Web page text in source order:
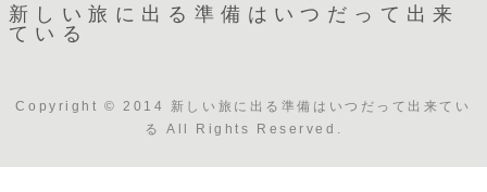
新しい旅に出る準備はいつだって出来
ている
Copyright © 2014 新しい旅に出る準備はいつだって出来てい
る All Rights Reserved.